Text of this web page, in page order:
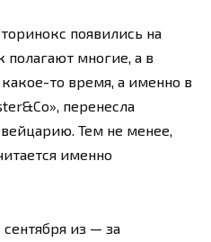
появились на
многие, а в
то время, а именно в
перенесла
Тем не менее,
именно
сентября из — за